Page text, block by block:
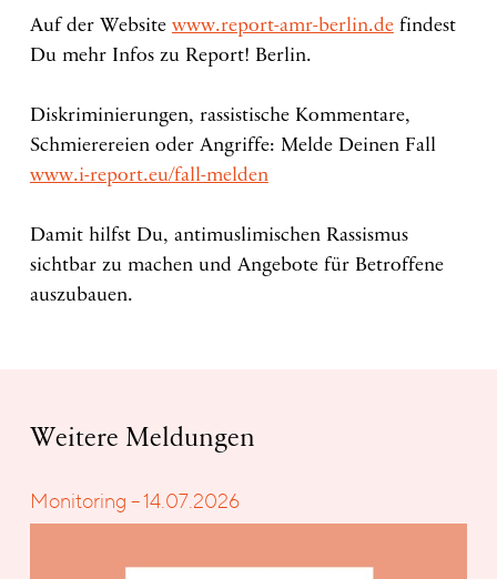
Auf der Website www.report-amr-berlin.defindest
Du mehr Infos zu Report! Berlin.
Diskriminierungen, rassistische Kommentare,
Schmierereien oder Angriffe: Melde Deinen Fall
www.i-report.eu/fall-melden
Damit hilfst Du, antimuslimischen Rassismus
sichtbar zu machen und Angebote für Betroffene
auszubauen.
Weitere Meldungen
Monitoring – 14.07.2026